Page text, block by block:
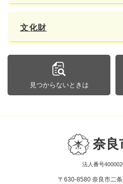
文化財
見つからないときは
奈良
法人番号
〒630-8580 奈良市二